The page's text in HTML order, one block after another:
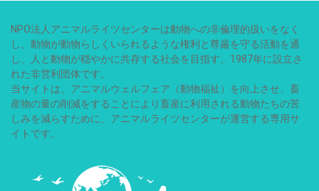
NPO法人アニマルライツセンターは動物への非倫理的扱いをなく
し、動物が動物らしくいられるような権利と尊厳を守る活動を通
し、人と動物が穏やかに共存する社会を目指す、1987年に設立さ
れた非営利団体です。
当サイトは、アニマルウェルフェア（動物福祉）を向上させ、畜
産物の量の削減をすることにより畜産に利用される動物たちの苦
しみを減らすために、アニマルライツセンターが運営する専用サ
イトです。